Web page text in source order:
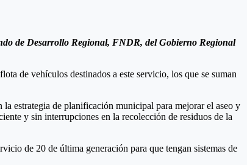
de Desarrollo Regional, FNDR, del Gobierno Regional
de vehículos destinados a este servicio, los que se suman
estrategia de planificación municipal para mejorar el aseo y
y sin interrupciones en la recolección de residuos de la
de 20 de última generación para que tengan sistemas de